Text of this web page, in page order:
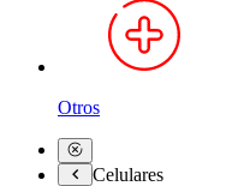
Otros
Celulares